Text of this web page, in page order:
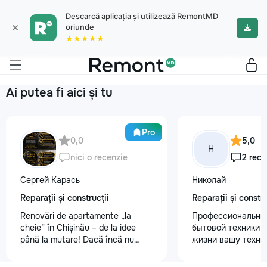
×
Descarcă aplicația și utilizează RemontMD
oriunde
★★★★★
Ai putea fi aici și tu
Pro
0,0
nici o recenzie
Сергей Карась
Reparații și construcții
Renovări de apartamente „la
cheie” în Chișinău – de la idee
până la mutare! Dacă încă nu
Н
5,0
2
Николай
Reparații și
бытовой техники
жизни вашу